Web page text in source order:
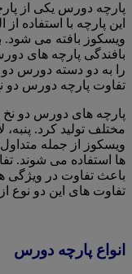
پارچه دورس یکی از
این پارچه با استفاده
ویسکوز بافته می شود.
بافندگی پارچه های
را به دو دسته دورس
تفاوت پارچه دورس
پارچه های دورس دو نخ
مختلف تولید کرد. پنبه،
ویسکوز از جمله
ها استفاده می شوند.
باعث تفاوت در ویژگی
تفاوت های این دو نوع
انواع پارچه دورس